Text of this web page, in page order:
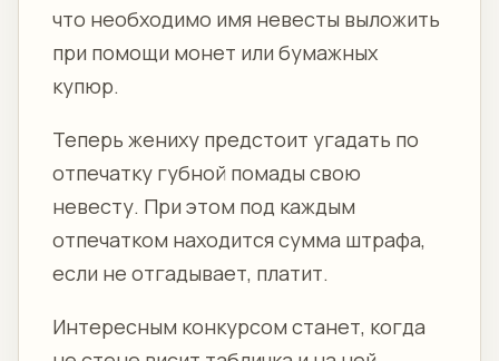
что необходимо имя невесты выложить
при помощи монет или бумажных
купюр.
Теперь жениху предстоит угадать по
отпечатку губной помады свою
невесту. При этом под каждым
отпечатком находится сумма штрафа,
если не отгадывает, платит.
Интересным конкурсом станет, когда